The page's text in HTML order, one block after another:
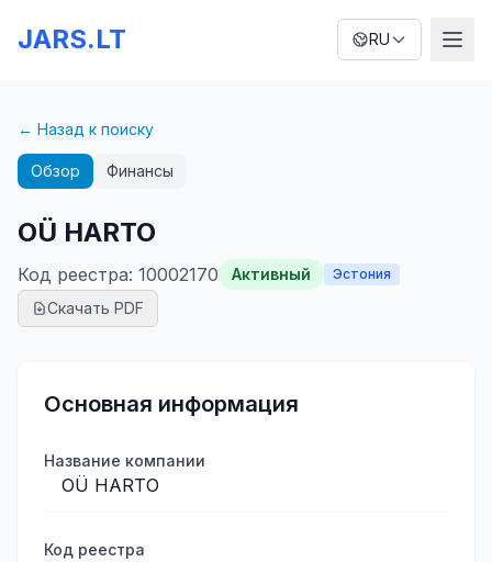
JARS.LT RU
← Назад к поиску
Обзор Финансы
OÜ HARTO
Код реестра: 10002170 Активный Эстония
Скачать PDF
Основная информация
Название компании
OÜ HARTO
Код реестра